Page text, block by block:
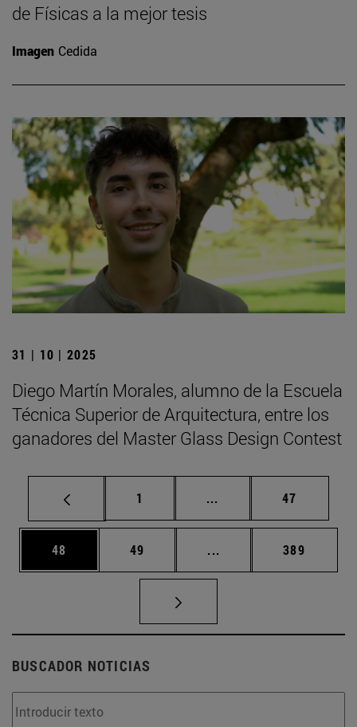
de Físicas a la mejor tesis
Imagen Cedida
31 | 10 | 2025
Diego Martín Morales, alumno de la Escuela
Técnica Superior de Arquitectura, entre los
ganadores del Master Glass Design Contest
Página
1 ... Páginas intermedias
Página
47
Página
48 Página
49 ... Páginas intermedias
Página
389
BUSCADOR NOTICIAS